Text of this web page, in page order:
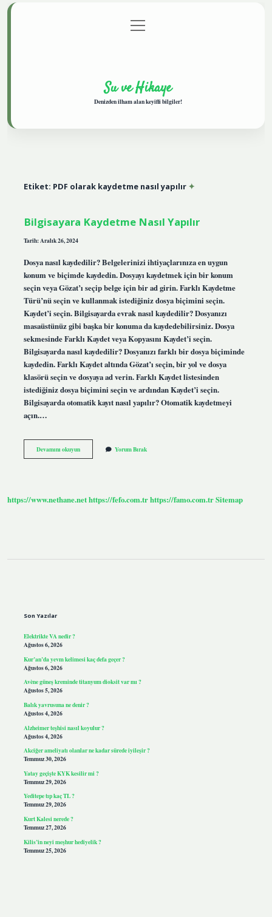
Gizlilik Politikası
menüyü
aç
Su ve Hikaye
Denizden ilham alan keyifli bilgiler!
Etiket: PDF olarak kaydetme nasıl yapılır
Bilgisayara Kaydetme Nasıl Yapılır
Tarih: Aralık 26, 2024
Dosya nasıl kaydedilir? Belgelerinizi ihtiyaçlarınıza en uygun
konum ve biçimde kaydedin. Dosyayı kaydetmek için bir konum
seçin veya Gözat’ı seçip belge için bir ad girin. Farklı Kaydetme
Türü’nü seçin ve kullanmak istediğiniz dosya biçimini seçin.
Kaydet’i seçin. Bilgisayarda evrak nasıl kaydedilir? Dosyanızı
masaüstünüz gibi başka bir konuma da kaydedebilirsiniz. Dosya
sekmesinde Farklı Kaydet veya Kopyasını Kaydet’i seçin.
Bilgisayarda nasıl kaydedilir? Dosyanızı farklı bir dosya biçiminde
kaydedin. Farklı Kaydet altında Gözat’ı seçin, bir yol ve dosya
klasörü seçin ve dosyaya ad verin. Farklı Kaydet listesinden
istediğiniz dosya biçimini seçin ve ardından Kaydet’i seçin.
Bilgisayarda otomatik kayıt nasıl yapılır? Otomatik kaydetmeyi
açın.…
Devamını okuyunBilgisayara
Kaydetme
Yorum Bırak
https://www.nethane.nethttps://fefo.com.trhttps://famo.com.trSitemap
Son Yazılar
Elektrikte VA nedir ?
Ağustos 6, 2026
Kur’an’da yevm kelimesi kaç defa geçer ?
Ağustos 6, 2026
Avène güneş kreminde titanyum dioksit var mı ?
Ağustos 5, 2026
Balık yavrusuna ne denir ?
Ağustos 4, 2026
Alzheimer teşhisi nasıl koyulur ?
Ağustos 4, 2026
Akciğer ameliyatı olanlar ne kadar sürede iyileşir ?
Temmuz 30, 2026
Yatay geçişte KYK kesilir mi ?
Temmuz 29, 2026
Yeditepe tıp kaç TL ?
Temmuz 29, 2026
Kurt Kalesi nerede ?
Temmuz 27, 2026
Kilis’in neyi meşhur hediyelik ?
Temmuz 25, 2026